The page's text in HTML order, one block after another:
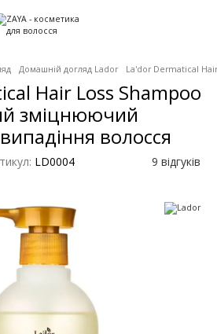
Домашній догляд Lador La'dor Dermatical
Hair Loss Shampoo
зміцнюючий
волосся
LD0004 9 відгуків